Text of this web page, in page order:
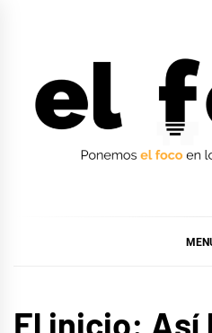
El inicio: Así